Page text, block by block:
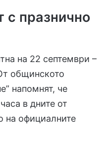
с празнично
на 22 септември –
общинското
напомнят, че
в дните от
на официалните